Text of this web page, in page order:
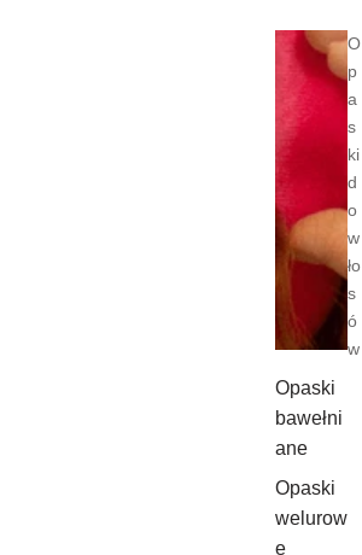
O
p
a
s
ki
d
o
w
ło
s
ó
w
Opaski
bawełni
ane
Opaski
welurow
e